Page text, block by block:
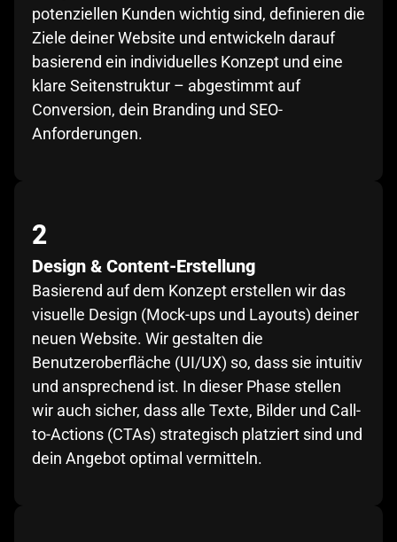
potenziellen Kunden wichtig sind, definieren die
Ziele deiner Website und entwickeln darauf
basierend ein individuelles Konzept und eine
klare Seitenstruktur – abgestimmt auf
Conversion, dein Branding und SEO-
Anforderungen.
2
Design & Content-Erstellung
Basierend auf dem Konzept erstellen wir das
visuelle Design (Mock-ups und Layouts) deiner
neuen Website. Wir gestalten die
Benutzeroberfläche (UI/UX) so, dass sie intuitiv
und ansprechend ist. In dieser Phase stellen
wir auch sicher, dass alle Texte, Bilder und Call-
to-Actions (CTAs) strategisch platziert sind und
dein Angebot optimal vermitteln.